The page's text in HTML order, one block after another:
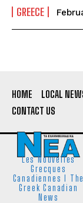
GREECE
HOME LOCAL
CONTACT US
Les Nouvelles
Grecques
Canadiennes I The
Greek Canadian
News